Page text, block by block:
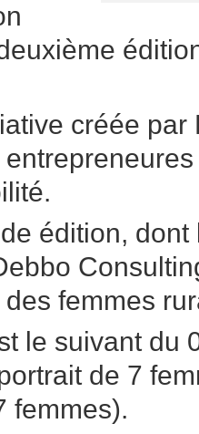
créée
édition,
femmes
le suivant du
de 7
femmes).